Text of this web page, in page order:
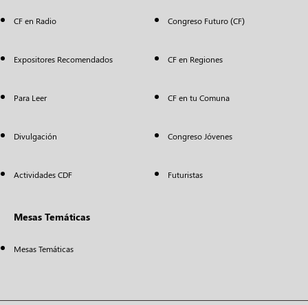
CF en Radio
Expositores Recomendados
Para Leer
Divulgación
Actividades CDF
Congreso Futuro (CF)
CF en Regiones
CF en tu Comuna
Congreso Jóvenes
Futuristas
Mesas Temáticas
Mesas Temáticas